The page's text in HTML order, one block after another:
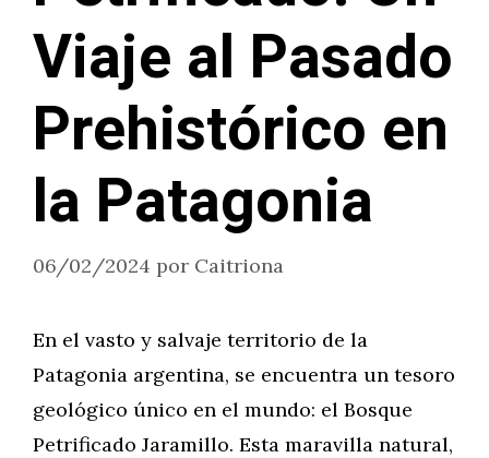
Viaje al Pasado
Prehistórico en
la Patagonia
06/02/2024 por Caitriona
En el vasto y salvaje territorio de la
Patagonia argentina, se encuentra un tesoro
geológico único en el mundo: el Bosque
Petrificado Jaramillo. Esta maravilla natural,